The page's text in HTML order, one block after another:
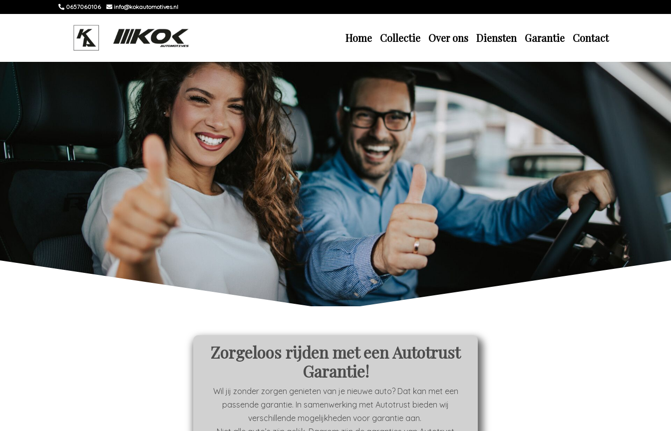
0657060106 info@kokautomotives.nl
Home Collectie Over ons Diensten Garantie Contact
Zorgeloos rijden met een Autotrust
Garantie!
Wil jij zonder zorgen genieten van je nieuwe auto? Dat kan met een
passende garantie. In samenwerking met Autotrust bieden wij
verschillende mogelijkheden voor garantie aan.